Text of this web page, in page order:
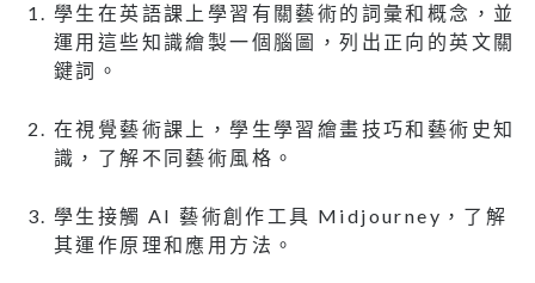
學生在英語課上學習有關藝術的詞彙和概念，並
運用這些知識繪製一個腦圖，列出正向的英文關
鍵詞。
在視覺藝術課上，學生學習繪畫技巧和藝術史知
識，了解不同藝術風格。
學生接觸 AI 藝術創作工具 Midjourney，了解
其運作原理和應用方法。